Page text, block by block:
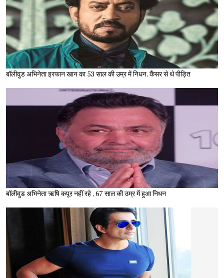
बॉलीवुड अभिनेता इरफान खान का 53 साल की उम्र में निधन, कैंसर से थे पीड़ित
बॉलीवुड अभिनेता ऋषि कपूर नहीं रहे , 67 साल की उम्र में हुआ निधन